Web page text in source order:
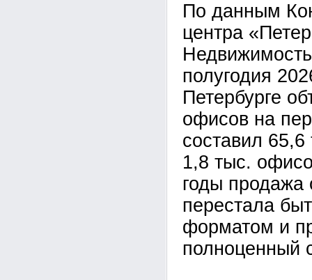
По данным
центра
полугодия
Петербурге
офисов на
составил
1,8 тыс.
годы продажа
перестала
форматом и
полноценный